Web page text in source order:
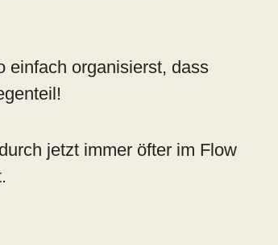
einfach organisierst, dass
jetzt immer öfter im Flow